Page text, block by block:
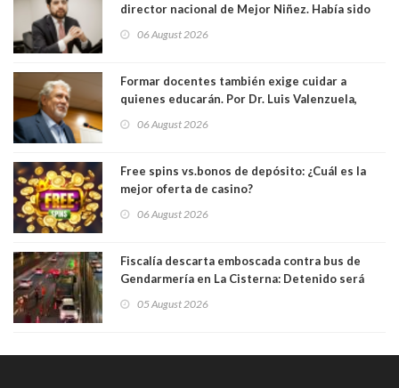
director nacional de Mejor Niñez. Había sido
06 August 2026
Formar docentes también exige cuidar a
quienes educarán. Por Dr. Luis Valenzuela,
Académicos U. Católica Silva Henríquez
06 August 2026
Free spins vs.bonos de depósito: ¿Cuál es la
mejor oferta de casino?
06 August 2026
Fiscalía descarta emboscada contra bus de
Gendarmería en La Cisterna: Detenido será
05 August 2026